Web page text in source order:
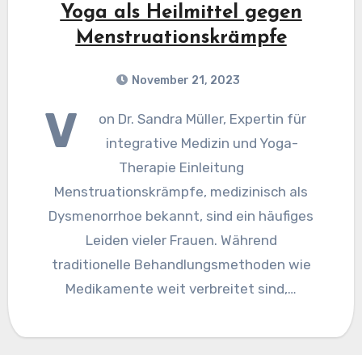
Yoga als Heilmittel gegen
Menstruationskrämpfe
November 21, 2023
V
on Dr. Sandra Müller, Expertin für
integrative Medizin und Yoga-
Therapie Einleitung
Menstruationskrämpfe, medizinisch als
Dysmenorrhoe bekannt, sind ein häufiges
Leiden vieler Frauen. Während
traditionelle Behandlungsmethoden wie
Medikamente weit verbreitet sind,…